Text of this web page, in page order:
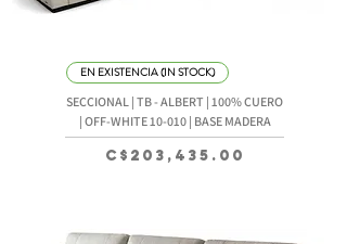
EN EXISTENCIA (IN STOCK)
SECCIONAL | TB - ALBERT | 100% CUERO
| OFF-WHITE 10-010 | BASE MADERA
Precio
C$203,435.00